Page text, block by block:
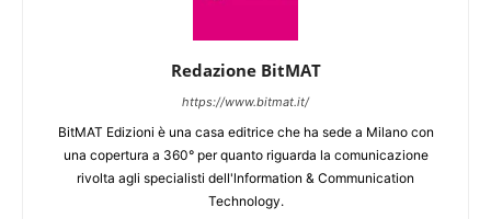
Redazione BitMAT
https://www.bitmat.it/
BitMAT Edizioni è una casa editrice che ha sede a Milano con
una copertura a 360° per quanto riguarda la comunicazione
rivolta agli specialisti dell'lnformation & Communication
Technology.